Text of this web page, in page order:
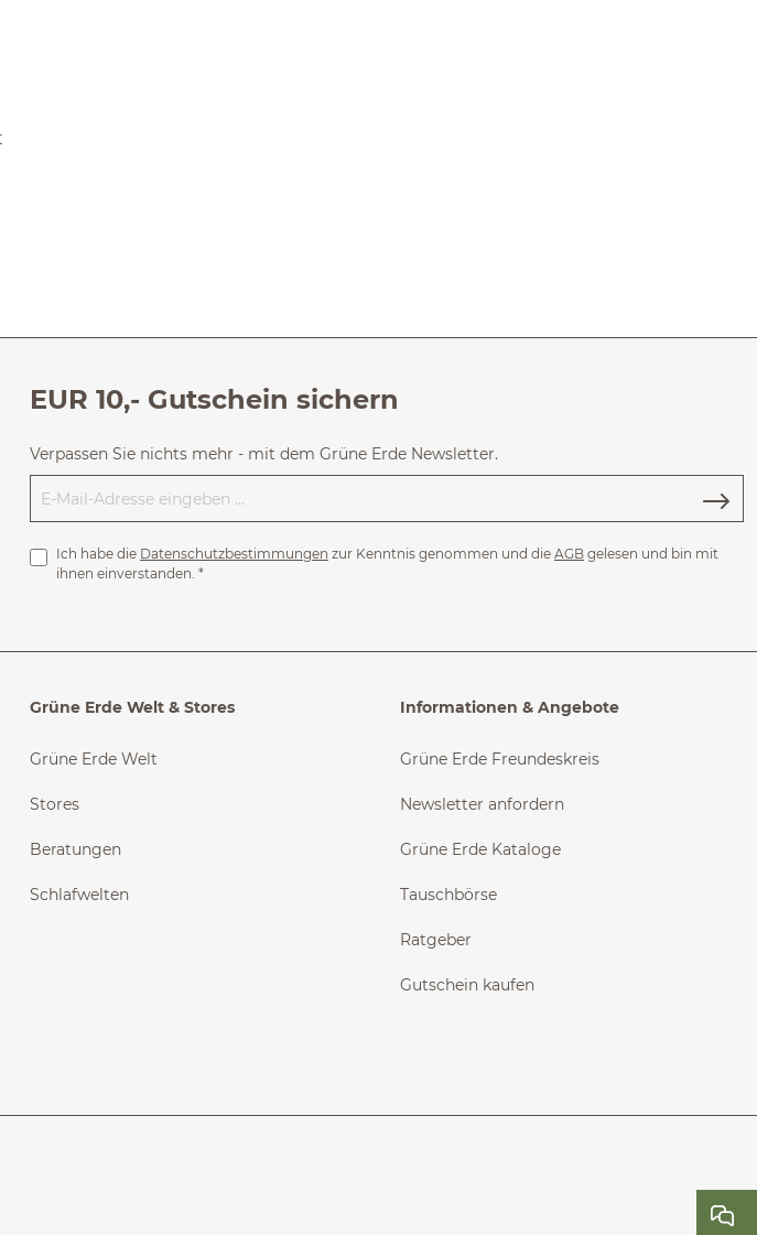
EUR 10,- Gutschein sichern
Verpassen Sie nichts mehr - mit dem Grüne Erde Newsletter.
Ich habe die Datenschutzbestimmungen zur Kenntnis genommen und die AGB gelesen und bin mit
ihnen einverstanden. *
Grüne Erde Welt & Stores
Grüne Erde Welt
Stores
Beratungen
Schlafwelten
Informationen & Angebote
Grüne Erde Freundeskreis
Newsletter anfordern
Grüne Erde Kataloge
Tauschbörse
Ratgeber
Gutschein kaufen